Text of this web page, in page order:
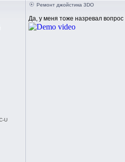
U
Ремонт джойстика 3DO
Да, у меня тоже назревал